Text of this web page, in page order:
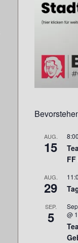
AUG.
15
8:00
AUG.
29
SEP.
5
@